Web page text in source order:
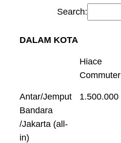
Search:
DALAM KOTA
Hiace
Commuter
Antar/Jemput
Bandara
/Jakarta (all-
in)
1.500.000